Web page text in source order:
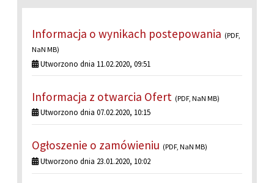
Informacja o wynikach postepowania (PDF,
NaN MB)
Utworzono dnia 11.02.2020, 09:51
Informacja z otwarcia Ofert (PDF, NaN MB)
Utworzono dnia 07.02.2020, 10:15
Ogłoszenie o zamówieniu (PDF, NaN MB)
Utworzono dnia 23.01.2020, 10:02